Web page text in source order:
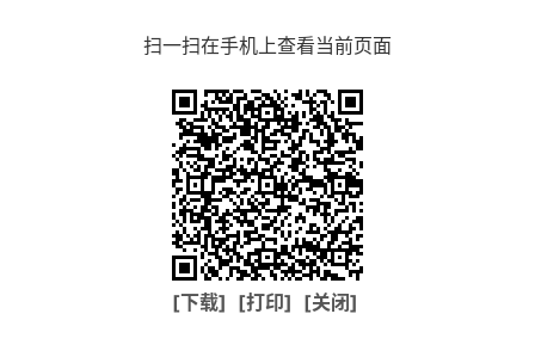
扫一扫在手机上查看当前页面
[下载] [打印] [关闭]